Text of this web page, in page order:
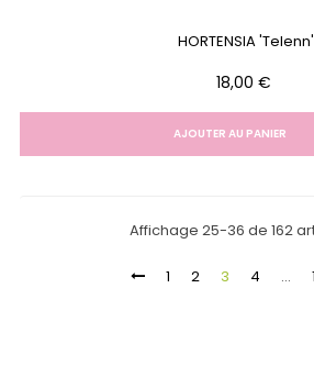
HORTENSIA 'Telenn'
Prix
18,00 €
AJOUTER AU PANIER
Affichage 25-36 de 162
1 2 3 4 …